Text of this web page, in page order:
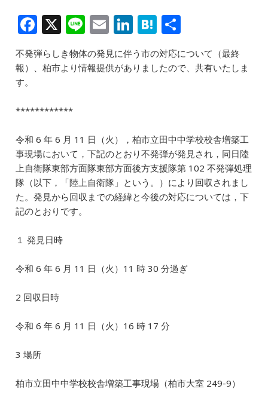
F
a
c
b
o
o
k
X Li
n
e
E
m
ai
Li
n
k
e
H
at
e
不発弾らしき物体の発見に伴う市の対応について（最終
報）、柏市より情報提供がありましたので、共有いたしま
す。
************
令和 6 年 6 月 11 日（火），柏市立田中中学校校舎増築工
事現場において，下記のとおり不発弾が発見され，同日陸
上自衛隊東部方面隊東部方面後方支援隊第 102 不発弾処理
隊（以下，「陸上自衛隊」という。）により回収されまし
た。発見から回収までの経緯と今後の対応については，下
記のとおりです。
１ 発見日時
令和 6 年 6 月 11 日（火）11 時 30 分過ぎ
2 回収日時
令和 6 年 6 月 11 日（火）16 時 17 分
3 場所
柏市立田中中学校校舎増築工事現場（柏市大室 249-9）